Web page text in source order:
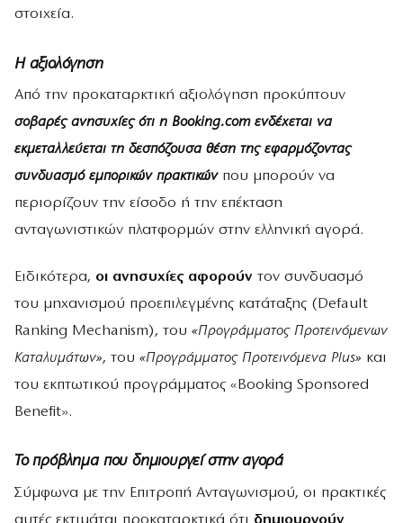
στοιχεία.
Η αξιολόγηση
Από την προκαταρκτική αξιολόγηση προκύπτουν
σοβαρές ανησυχίες ότι η Booking.com ενδέχεται να
εκμεταλλεύεται τη δεσπόζουσα θέση της εφαρμόζοντας
συνδυασμό εμπορικών πρακτικώνπου μπορούν να
περιορίζουν την είσοδο ή την επέκταση
ανταγωνιστικών πλατφορμών στην ελληνική αγορά.
Ειδικότερα, οι ανησυχίες αφορούν τον συνδυασμό
του μηχανισμού προεπιλεγμένης κατάταξης (Default
Ranking Mechanism), του «Προγράμματος Προτεινόμενων
Καταλυμάτων», του «Προγράμματος Προτεινόμενα Plus» και
του εκπτωτικού προγράμματος «Booking Sponsored
Benefit».
Το πρόβλημα που δημιουργεί στην αγορά
Σύμφωνα με την Επιτροπή Ανταγωνισμού, οι πρακτικές
αυτές εκτιμάται προκαταρκτικά ότι δημιουργούν